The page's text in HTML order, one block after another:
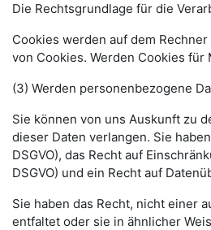
Die Rechtsgrundlage für die
Cookies werden auf dem
von Cookies. Werden Cookies
(3) Werden personenbezogene
Sie können von uns Auskunft zu
dieser Daten verlangen. Sie
DSGVO), das Recht auf
DSGVO) und ein Recht auf
Sie haben das Recht, nicht einer
entfaltet oder sie in ähnlicher